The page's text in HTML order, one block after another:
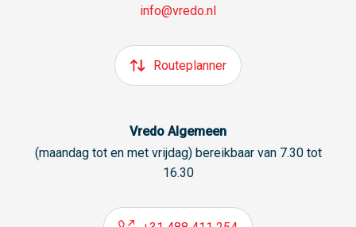
info@vredo.nl
Routeplanner
Vredo Algemeen
(maandag tot en met vrijdag) bereikbaar van 7.30 tot
16.30